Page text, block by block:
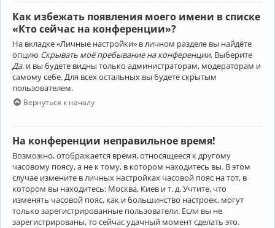
Как избежать появления моего имени в списке
«Кто сейчас на конференции»?
На вкладке «Личные настройки» в личном разделе вы найдёте
опцию Скрывать моё пребывание на конференции. Выберите
Да, и вы будете видны только администраторам, модераторам и
самому себе. Для всех остальных вы будете скрытым
пользователем.
Вернуться к началу
На конференции неправильное время!
Возможно, отображается время, относящееся к другому
часовому поясу, а не к тому, в котором находитесь вы. В этом
случае измените в личных настройках часовой пояс на тот, в
котором вы находитесь: Москва, Киев и т. д. Учтите, что
изменять часовой пояс, как и большинство настроек, могут
только зарегистрированные пользователи. Если вы не
зарегистрированы, то сейчас удачный момент сделать это.